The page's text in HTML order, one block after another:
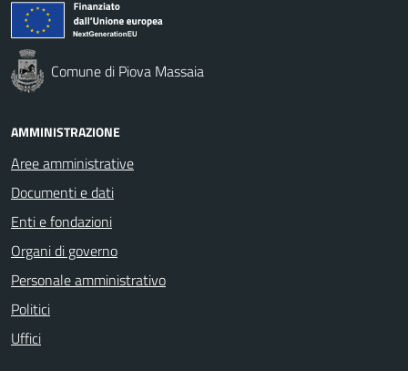
Comune di Piova Massaia
AMMINISTRAZIONE
Aree amministrative
Documenti e dati
Enti e fondazioni
Organi di governo
Personale amministrativo
Politici
Uffici